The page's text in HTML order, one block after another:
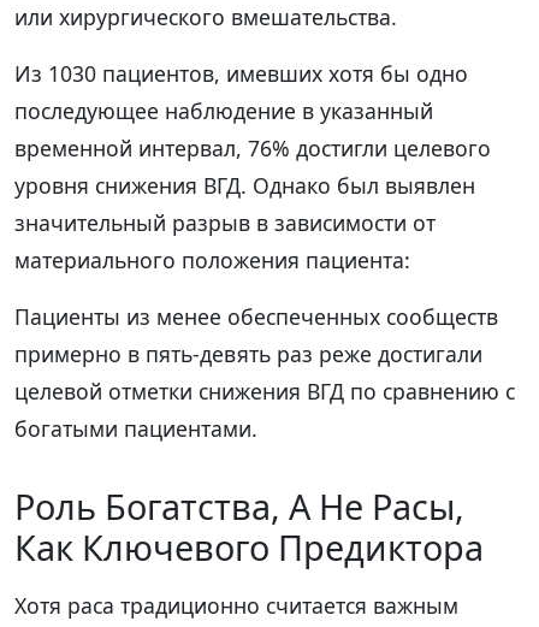
или хирургического вмешательства.
Из 1030 пациентов, имевших хотя бы одно
последующее наблюдение в указанный
временной интервал, 76% достигли целевого
уровня снижения ВГД. Однако был выявлен
значительный разрыв в зависимости от
материального положения пациента:
Пациенты из менее обеспеченных сообществ
примерно в пять-девять раз реже достигали
целевой отметки снижения ВГД по сравнению с
богатыми пациентами.
Роль Богатства, А Не Расы,
Как Ключевого Предиктора
Хотя раса традиционно считается важным